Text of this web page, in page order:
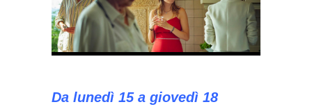
Da lunedì 15 a giovedì 18